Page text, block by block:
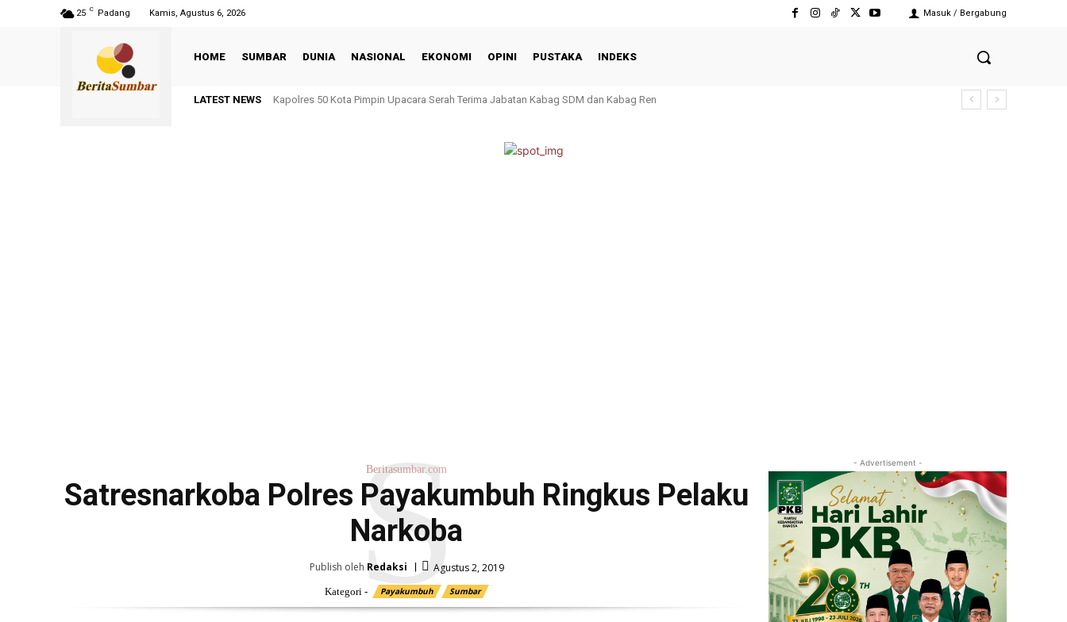
25 C Padang Kamis, Agustus 6, 2026 Masuk / Bergabung
HOME SUMBAR DUNIA NASIONAL EKONOMI OPINI PUSTAKA INDEKS
LATEST NEWS Kapolres 50 Kota Pimpin Upacara Serah Terima Jabatan Kabag SDM dan Kabag Ren
Beritasumbar.com
Satresnarkoba Polres Payakumbuh Ringkus Pelaku
Narkoba
S
Publish oleh Redaksi Agustus 2, 2019
Kategori - Payakumbuh Sumbar
- Advertisement -